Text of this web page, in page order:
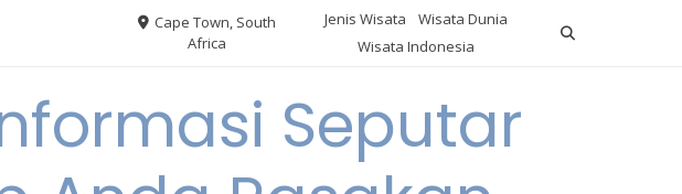
Cape Town, South
Africa
Jenis Wisata
Wisata Dunia
Wisata Indonesia
Informasi Seputar